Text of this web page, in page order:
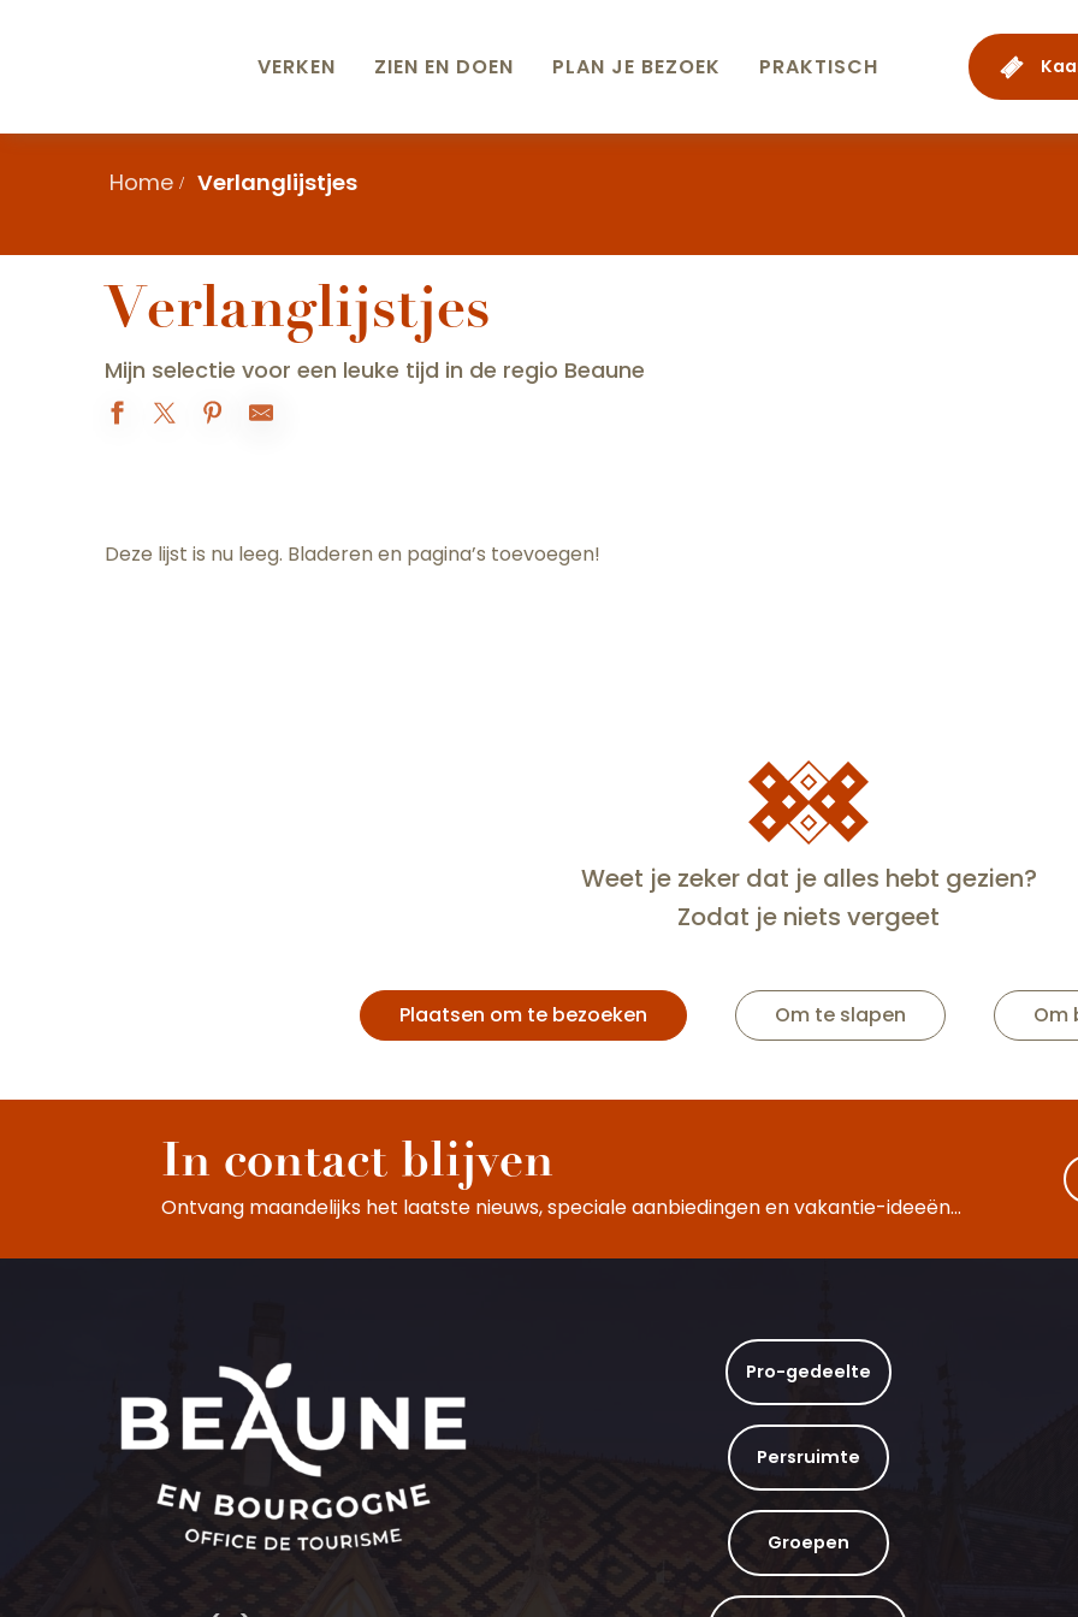
VERKEN ZIEN EN DOEN PLAN JE BEZOEK PRAKTISCH
Home Verlanglijstjes
Verlanglijstjes
Mijn selectie voor een leuke tijd in de regio Beaune
Deze lijst is nu leeg. Bladeren en pagina’s toevoegen!
Weet je zeker dat je alles hebt gezien?
Zodat je niets vergeet
Plaatsen om te bezoeken Om te slapen Om
de Bourgogne - Visite
du site de production
Hôtel-Dieu -
de Beaune
In contact blijven
Ontvang maandelijks het laatste nieuws, speciale aanbiedingen en vakantie-ideeën...
Pro-gedeelte
Persruimte
Groepen